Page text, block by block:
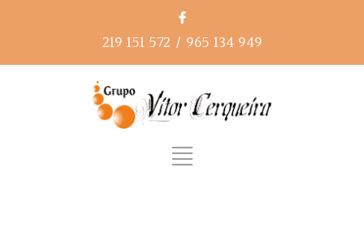
219 151 572 / 965 134 949